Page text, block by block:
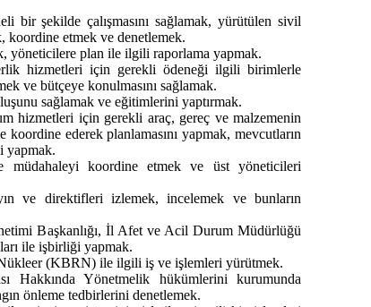
bir şekilde çalışmasını sağlamak, yürütülen sivil
koordine etmek ve denetlemek.
yöneticilere plan ile ilgili raporlama yapmak.
hizmetleri için gerekli ödeneği ilgili birimlerle
ve bütçeye konulmasını sağlamak.
sağlamak ve eğitimlerini yaptırmak.
hizmetleri için gerekli araç, gereç ve malzemenin
ederek planlamasını yapmak, mevcutların
yapmak.
koordine etmek ve üst yöneticileri
ve direktifleri izlemek, incelemek ve bunların
Başkanlığı, İl Afet ve Acil Durum Müdürlüğü
ile işbirliği yapmak.
(KBRN) ile ilgili iş ve işlemleri yürütmek.
Hakkında Yönetmelik hükümlerini kurumunda
önleme tedbirlerini denetlemek.